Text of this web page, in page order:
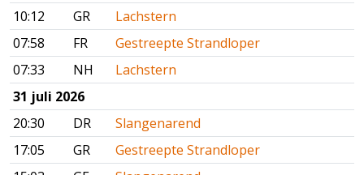
10:12
GR
Lachstern
07:58
FR
Gestreepte Strandloper
07:33
NH
Lachstern
31 juli 2026
20:30
DR
Slangenarend
17:05
GR
Gestreepte Strandloper